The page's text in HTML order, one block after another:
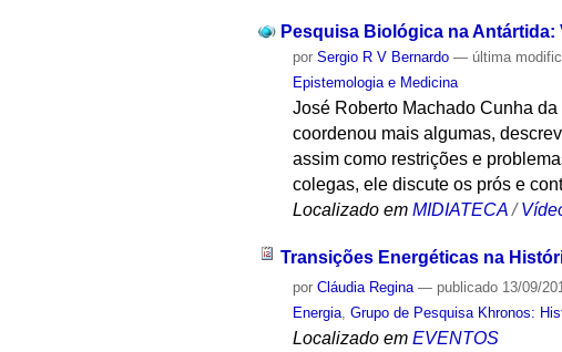
Pesquisa Biológica na Antártida:
porSergio R V Bernardo — última
Epistemologia e Medicina
José Roberto Machado Cunha
coordenou mais algumas,
assim como restrições e
colegas, ele discute os prós e
Localizado em MIDIATECA /
Transições Energéticas na
porCláudia Regina — publicado 13/09/
Energia ,Grupo de Pesquisa Khronos:
Localizado em EVENTOS